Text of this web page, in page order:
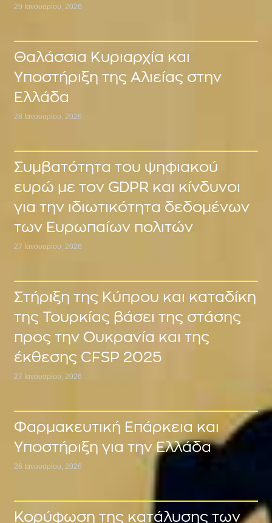
29 Ιανουαρίου, 2026
Θαλάσσια Κυριαρχία και
Υποστήριξη της Αλιείας στην
Ελλάδα
28 Ιανουαρίου, 2026
Συμβατότητα του ψηφιακού
ευρώ με τον GDPR και κίνδυνοι
για την ιδιωτικότητα δεδομένων
των Ευρωπαίων πολιτών
27 Ιανουαρίου, 2026
Στήριξη της Κύπρου και καταδίκη
της Τουρκίας βάσει της στάσης
προς την Ουκρανία και της
έκθεσης CFSP 2025
27 Ιανουαρίου, 2026
Φαρμακευτική Επάρκεια και
Υποστήριξη για την Ελλάδα
26 Ιανουαρίου, 2026
Κορύφωση της κατάλυσης των